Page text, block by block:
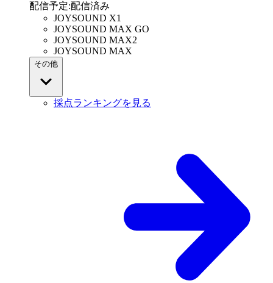
配信予定:配信済み
JOYSOUND X1
JOYSOUND MAX GO
JOYSOUND MAX2
JOYSOUND MAX
その他
採点ランキングを見る